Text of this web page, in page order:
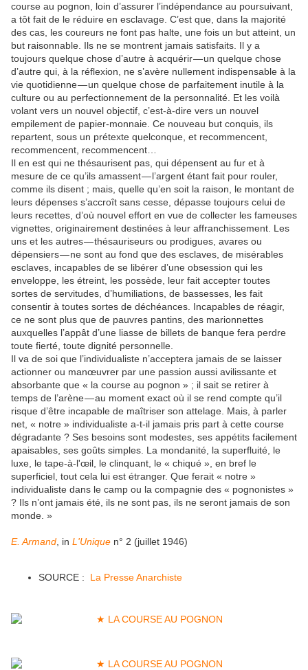
course au pognon, loin d’assurer l’indépendance au poursuivant,
a tôt fait de le réduire en esclavage. C’est que, dans la majorité
des cas, les coureurs ne font pas halte, une fois un but atteint, un
but raisonnable. Ils ne se montrent jamais satisfaits. Il y a
toujours quelque chose d’autre à acquérir — un quelque chose
d’autre qui, à la réflexion, ne s’avère nullement indispensable à la
vie quotidienne — un quelque chose de parfaitement inutile à la
culture ou au perfectionnement de la personnalité. Et les voilà
volant vers un nouvel objectif, c’est-à-dire vers un nouvel
empilement de papier-monnaie. Ce nouveau but conquis, ils
repartent, sous un prétexte quelconque, et recommencent,
recommencent, recommencent…
Il en est qui ne thésaurisent pas, qui dépensent au fur et à
mesure de ce qu’ils amassent — l’argent étant fait pour rouler,
comme ils disent ; mais, quelle qu’en soit la raison, le montant de
leurs dépenses s’accroît sans cesse, dépasse toujours celui de
leurs recettes, d’où nouvel effort en vue de collecter les fameuses
vignettes, originairement destinées à leur affranchissement. Les
uns et les autres — thésauriseurs ou prodigues, avares ou
dépensiers — ne sont au fond que des esclaves, de misérables
esclaves, incapables de se libérer d’une obsession qui les
enveloppe, les étreint, les possède, leur fait accepter toutes
sortes de servitudes, d’humiliations, de bassesses, les fait
consentir à toutes sortes de déchéances. Incapables de réagir,
ce ne sont plus que de pauvres pantins, des marionnettes
auxquelles l’appât d’une liasse de billets de banque fera perdre
toute fierté, toute dignité personnelle.
Il va de soi que l’individualiste n’acceptera jamais de se laisser
actionner ou manœuvrer par une passion aussi avilissante et
absorbante que « la course au pognon » ; il sait se retirer à
temps de l’arène — au moment exact où il se rend compte qu’il
risque d’être incapable de maîtriser son attelage. Mais, à parler
net, « notre » individualiste a‑t-il jamais pris part à cette course
dégradante ? Ses besoins sont modestes, ses appétits facilement
apaisables, ses goûts simples. La mondanité, la superfluité, le
luxe, le tape-à-l'œil, le clinquant, le « chiqué », en bref le
superficiel, tout cela lui est étranger. Que ferait « notre »
individualiste dans le camp ou la compagnie des « pognonistes »
? Ils n’ont jamais été, ils ne sont pas, ils ne seront jamais de son
monde. »
E. Armand , in L'Unique n° 2 (juillet 1946)
SOURCE : La Presse Anarchiste